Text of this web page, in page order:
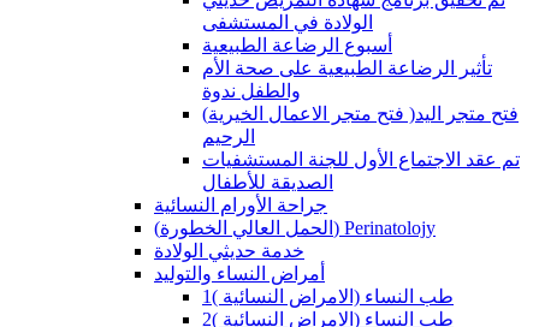
الولادة في المستشفى
أسبوع الرضاعة الطبيعية
تأثير الرضاعة الطبيعية على صحة الأم
والطفل ندوة
(فتح متجر الاعمال الخيرية )فتح متجر اليد
الرحيم
تم عقد الاجتماع الأول للجنة المستشفيات
الصديقة للأطفال
جراحة الأورام النسائية
(الحمل العالي الخطورة) Perinatolojy
خدمة حديثي الولادة
أمراض النساء والتوليد
طب النساء (الامراض النسائية )1
طب النساء (الامراض النسائية )2